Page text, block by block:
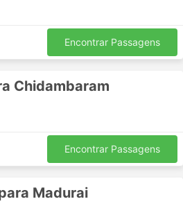
Encontrar Passagens
Chidambaram
Encontrar Passagens
Madurai